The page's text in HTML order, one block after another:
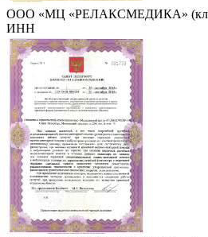
ООО «МЦ «РЕЛАКСМЕДИКА»
ИНН